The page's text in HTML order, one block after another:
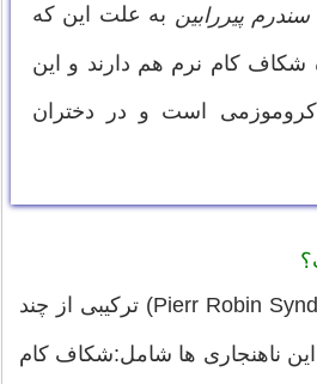
سندرم پیررابین به علت این که
کام نرم هم دارند و این
است و در دختران
(Pierr Robin Syndrome) ترکیبی از چند
ناهنجاری ها شامل:شکاف کام